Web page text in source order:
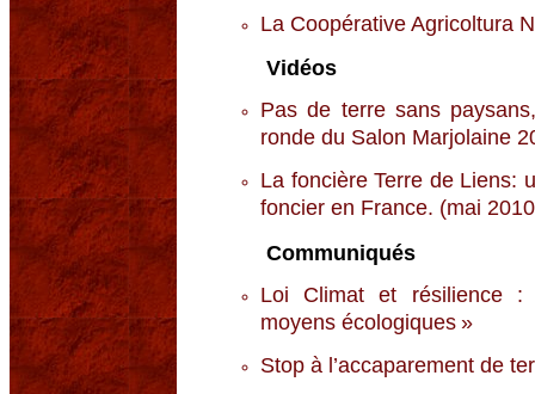
La Coopérative Agricoltura
Vidéos
Pas de terre sans
ronde du Salon Marjolaine
La foncière Terre de Liens:
foncier en France. (mai
Communiqués
Loi Climat et résilience :
moyens écologiques »
Stop à l’accaparement de